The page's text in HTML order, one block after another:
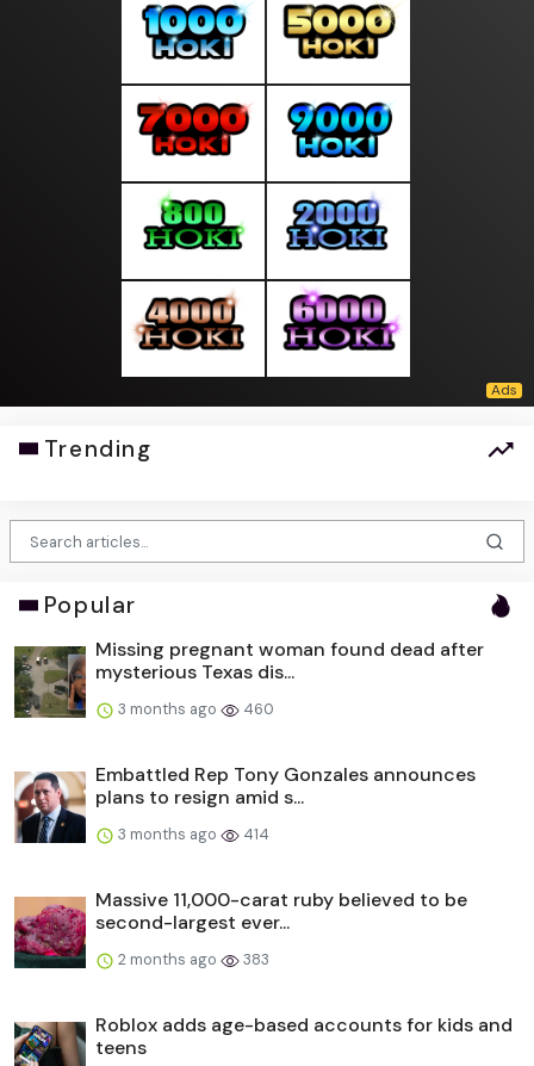
Trending
Popular
Missing pregnant woman found dead after
mysterious Texas dis...
3 months ago 460
Embattled Rep Tony Gonzales announces
plans to resign amid s...
3 months ago 414
Massive 11,000-carat ruby believed to be
second-largest ever...
2 months ago 383
Roblox adds age-based accounts for kids and
teens